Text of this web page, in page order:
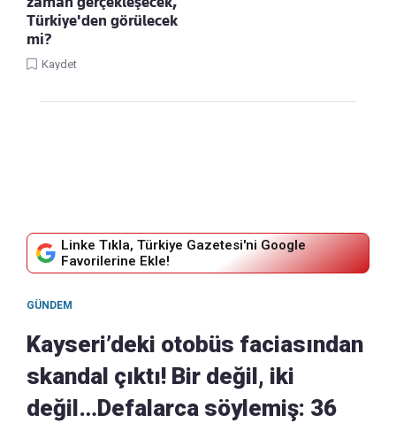
Türkiye'den görülecek
mi?
Kaydet
Linke Tıkla, Türkiye Gazetesi'ni Google
Favorilerine Ekle!
GÜNDEM
Kayseri’deki otobüs faciasından
skandal çıktı! Bir değil, iki
değil…Defalarca söylemiş: 36